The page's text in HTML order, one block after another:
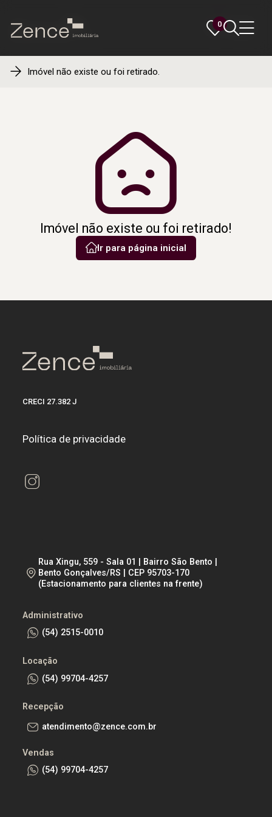
0
0
Imóvel não existe ou foi retirado.
Imóvel não existe ou foi retirado!
Ir para página inicial
CRECI 27.382 J
Política de privacidade
Rua Xingu, 559 - Sala 01 | Bairro São Bento |
Bento Gonçalves/RS | CEP 95703-170
(Estacionamento para clientes na frente)
Administrativo
(54) 2515-0010
Locação
(54) 99704-4257
Recepção
atendimento@zence.com.br
Vendas
(54) 99704-4257